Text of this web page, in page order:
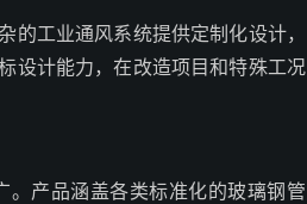
工业通风系统提供定制化设计，
设计能力，在改造项目和特殊工况
产品涵盖各类标准化的玻璃钢管